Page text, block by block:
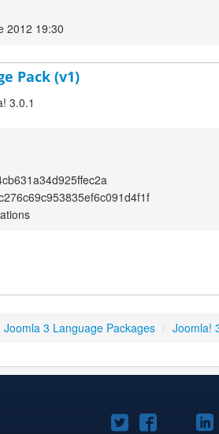
2012 19:30
Pack (v1)
3.0.1
Joomla 3 Language Packages / Joomla!
Joomla!Joomla!